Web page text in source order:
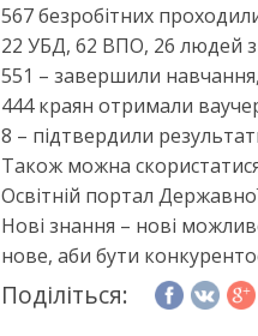
567безробітних
22 УБД, 62 ВПО, 26 людей з
551 – завершили
444краян отримали
8 – підтвердили
Також можна
Освітній портал
Нові знання – нові
нове, аби бути
Поділіться: